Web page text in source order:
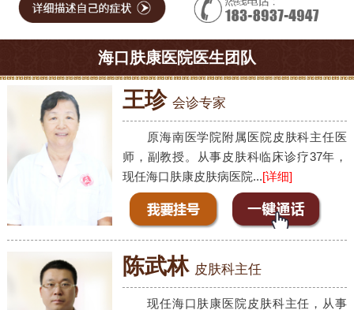
海口肤康医院医生团队
王珍 会诊专家
原海南医学院附属医院皮肤科主任医
师，副教授。从事皮肤科临床诊疗37年，
现任海口肤康皮肤病医院...[详细]
陈武林 皮肤科主任
现任海口肤康医院皮肤科主任，从事